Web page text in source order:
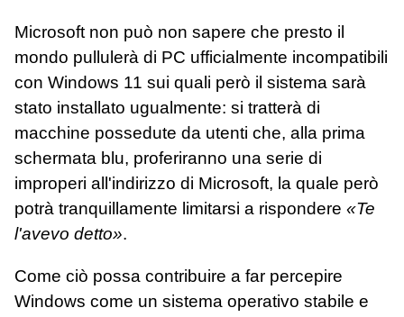
Microsoft non può non sapere che presto il
mondo pullulerà di PC ufficialmente incompatibili
con Windows 11 sui quali però il sistema sarà
stato installato ugualmente: si tratterà di
macchine possedute da utenti che, alla prima
schermata blu, proferiranno una serie di
improperi all'indirizzo di Microsoft, la quale però
potrà tranquillamente limitarsi a rispondere «Te
l'avevo detto».
Come ciò possa contribuire a far percepire
Windows come un sistema operativo stabile e